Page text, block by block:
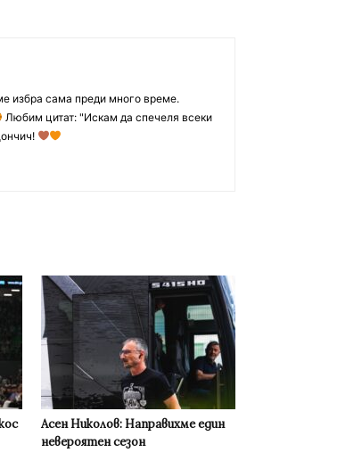
избра сама преди много време.
Любим цитат: "Искам да спечеля всеки
Асен Николов: Направихме един
невероятен сезон